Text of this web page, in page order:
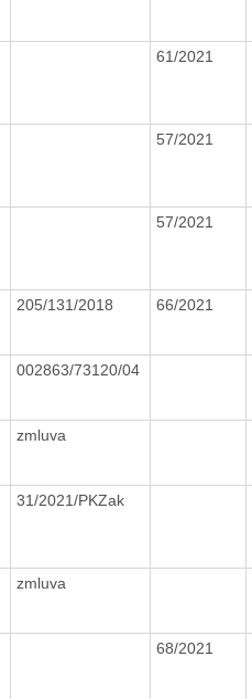
61/2021
57/2021
57/2021
205/131/2018 66/2021
002863/73120/04
zmluva
31/2021/PKZak
zmluva
68/2021